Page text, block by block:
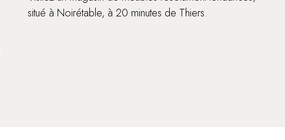
situé à Noirétable, à 20 minutes de Thiers.